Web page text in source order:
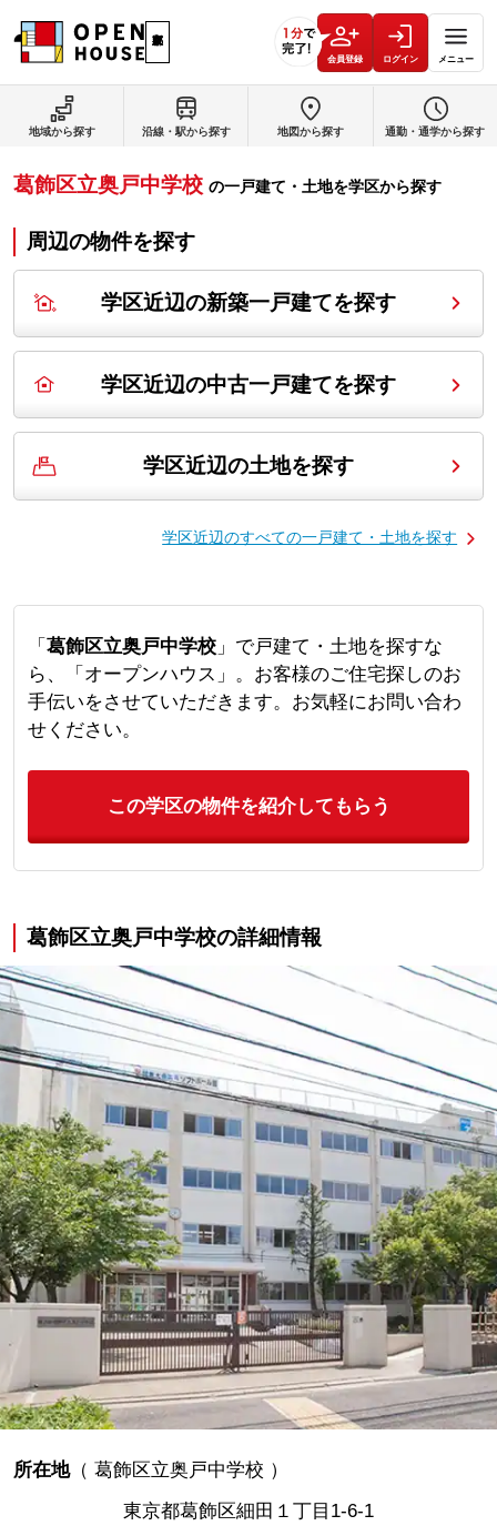
会員登録 ログイン メニュー
地域から探す 沿線・駅から探す 地図から探す 通勤・通学から探す
葛飾区立奥戸中学校 の一戸建て・土地を学区から探す
周辺の物件を探す
学区近辺の新築一戸建てを探す
学区近辺の中古一戸建てを探す
学区近辺の土地を探す
学区近辺のすべての一戸建て・土地を探す
「 葛飾区立奥戸中学校」で戸建て・土地を探すな
ら、「オープンハウス」。お客様のご住宅探しのお
手伝いをさせていただきます。お気軽にお問い合わ
せください。
この学区の物件を紹介してもらう
葛飾区立奥戸中学校の詳細情報
所在地（ 葛飾区立奥戸中学校 ）
東京都葛飾区細田１丁目1-6-1